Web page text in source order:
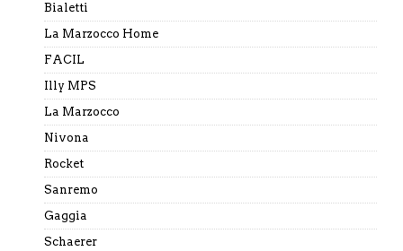
Bialetti
La Marzocco Home
FACIL
Illy MPS
La Marzocco
Nivona
Rocket
Sanremo
Gaggia
Schaerer